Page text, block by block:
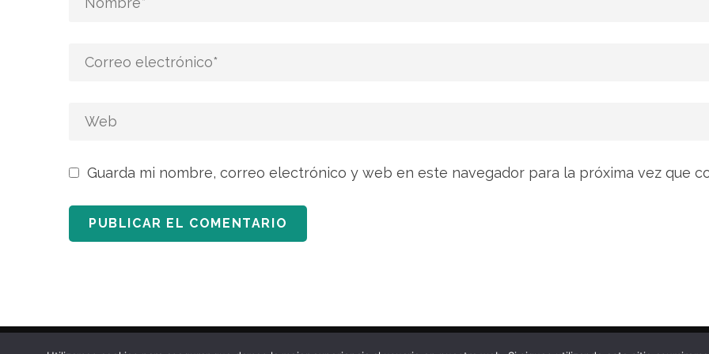
Guarda mi nombre, correo electrónico y web en este navegador para la próxima vez que